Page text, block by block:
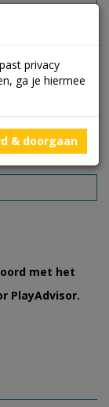
met het
PlayAdvisor.
privacy
ga je hiermee
& doorgaan